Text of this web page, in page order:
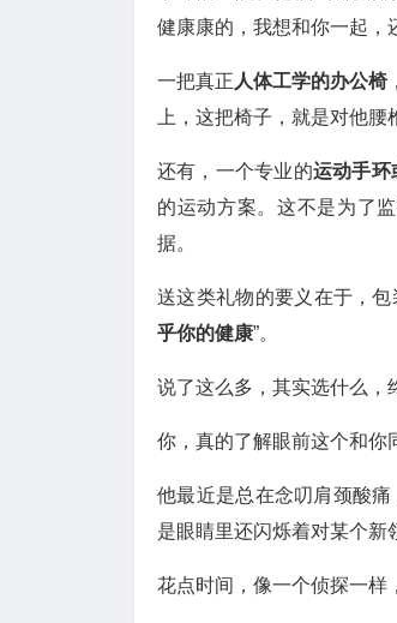
健康康的，我想和你一起，
一把真正 人体工学的办公椅
上，这把椅子，就是对他
还有，一个专业的运动手环
的运动方案。这不是为了
据。
送这类礼物的要义在于，包
乎你的健康”。
说了这么多，其实选什么，
你，真的了解眼前这个和你
他最近是总在念叨肩颈酸
是眼睛里还闪烁着对某个新
花点时间，像一个侦探一样